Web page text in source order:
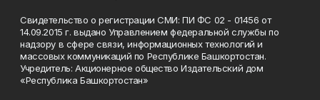
Свидетельство о регистрации СМИ: ПИ ФС 02 - 01456 от
14.09.2015 г. выдано Управлением федеральной службы по
надзору в сфере связи, информационных технологий и
массовых коммуникаций по Республике Башкортостан.
Учредитель: Акционерное общество Издательский дом
«Республика Башкортостан»